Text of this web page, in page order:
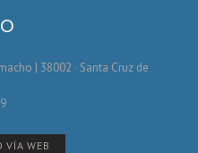
| 38002 · Santa Cruz de
VÍA WEB